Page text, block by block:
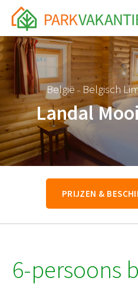
België – Belgisch
Landal
PRIJZEN &
6-persoons